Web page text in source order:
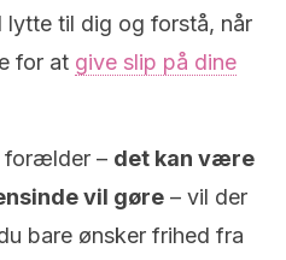
lytte til dig og forstå, når
for at give slip på dine
forælder – det kan være
vil gøre – vil der
bare ønsker frihed fra